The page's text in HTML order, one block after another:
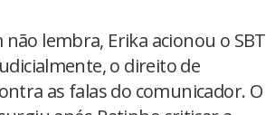
não lembra, Erika acionou o SBT
o direito de
as falas do comunicador. O